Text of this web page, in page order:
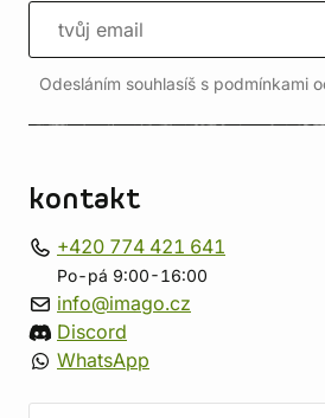
Odesláním souhlasíš s podmínkami
kontakt
+420 774 421 641
Po-pá 9:00-16:00
info@imago.cz
Discord
WhatsApp